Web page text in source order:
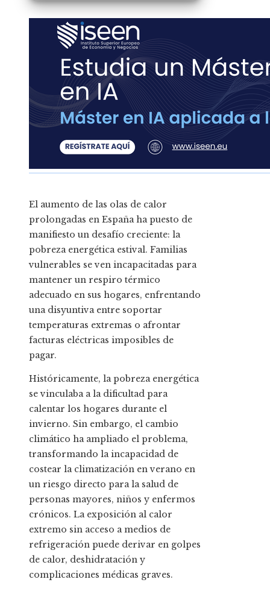
El aumento de las olas de calor
prolongadas en España ha puesto de
manifiesto un desafío creciente: la
pobreza energética estival. Familias
vulnerables se ven incapacitadas para
mantener un respiro térmico
adecuado en sus hogares, enfrentando
una disyuntiva entre soportar
temperaturas extremas o afrontar
facturas eléctricas imposibles de
pagar.
Históricamente, la pobreza energética
se vinculaba a la dificultad para
calentar los hogares durante el
invierno. Sin embargo, el cambio
climático ha ampliado el problema,
transformando la incapacidad de
costear la climatización en verano en
un riesgo directo para la salud de
personas mayores, niños y enfermos
crónicos. La exposición al calor
extremo sin acceso a medios de
refrigeración puede derivar en golpes
de calor, deshidratación y
complicaciones médicas graves.